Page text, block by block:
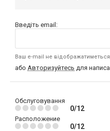
Введіть email:
Ваш e-mail не відображатиметься
або Авторизуйтесь для
Обслуговування
0/12
Расположение
0/12